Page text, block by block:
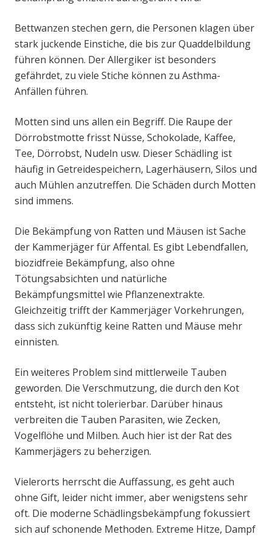
Bettwanzen stechen gern, die Personen klagen über
stark juckende Einstiche, die bis zur Quaddelbildung
führen können. Der Allergiker ist besonders
gefährdet, zu viele Stiche können zu Asthma-
Anfällen führen.
Motten sind uns allen ein Begriff. Die Raupe der
Dörrobstmotte frisst Nüsse, Schokolade, Kaffee,
Tee, Dörrobst, Nudeln usw. Dieser Schädling ist
häufig in Getreidespeichern, Lagerhäusern, Silos und
auch Mühlen anzutreffen. Die Schäden durch Motten
sind immens.
Die Bekämpfung von Ratten und Mäusen ist Sache
der Kammerjäger für Affental. Es gibt Lebendfallen,
biozidfreie Bekämpfung, also ohne
Tötungsabsichten und natürliche
Bekämpfungsmittel wie Pflanzenextrakte.
Gleichzeitig trifft der Kammerjäger Vorkehrungen,
dass sich zukünftig keine Ratten und Mäuse mehr
einnisten.
Ein weiteres Problem sind mittlerweile Tauben
geworden. Die Verschmutzung, die durch den Kot
entsteht, ist nicht tolerierbar. Darüber hinaus
verbreiten die Tauben Parasiten, wie Zecken,
Vogelflöhe und Milben. Auch hier ist der Rat des
Kammerjägers zu beherzigen.
Vielerorts herrscht die Auffassung, es geht auch
ohne Gift, leider nicht immer, aber wenigstens sehr
oft. Die moderne Schädlingsbekämpfung fokussiert
sich auf schonende Methoden. Extreme Hitze, Dampf